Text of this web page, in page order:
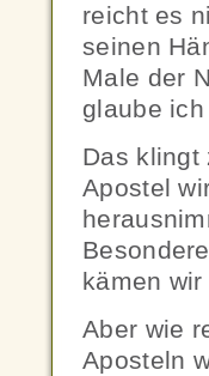
reicht es
seinen
Male der
glaube
Das klingt
Apostel
kämen wir
Aber wie
Aposteln